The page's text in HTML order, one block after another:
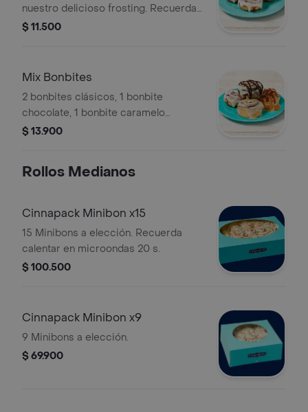
nuestro delicioso frosting. Recuerda
calentar en microondas 10 s.
$ 11.500
Mix Bonbites
2 bonbites clásicos, 1 bonbite
chocolate, 1 bonbite caramelo
pecanas.
$ 13.900
Rollos Medianos
Cinnapack Minibon x15
15 Minibons a elección. Recuerda
calentar en microondas 20 s.
$ 100.500
Cinnapack Minibon x9
9 Minibons a elección.
$ 69.900